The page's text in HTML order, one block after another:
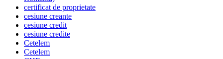
certificat de proprietate
cesiune creante
cesiune credit
cesiune credite
Cetelem
Cetelem